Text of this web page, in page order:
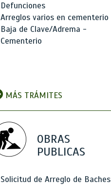
Defunciones
Arreglos varios en cementerio
Baja de Clave/Adrema -
Cementerio
MÁS TRÁMITES
OBRAS
PUBLICAS
Solicitud de Arreglo de Baches